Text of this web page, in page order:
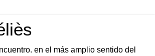
en el más amplio sentido del